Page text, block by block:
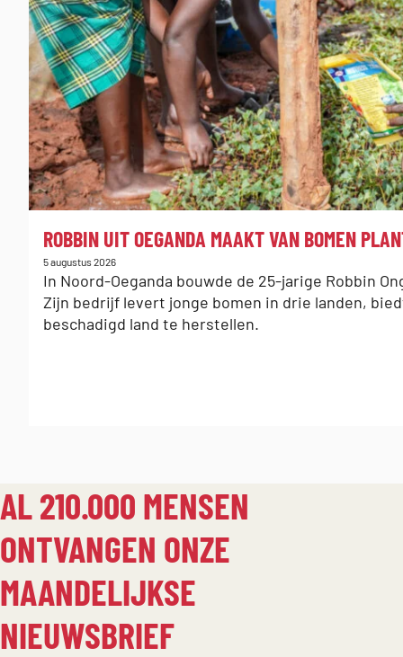
:
ROBBIN UIT OEGANDA MAAKT VAN BOMEN
Gepubliceerd
op:
5 augustus 2026
In Noord-Oeganda bouwde de 25-jarige Robbin
Zijn bedrijf levert jonge bomen in drie landen,
beschadigd land te herstellen.
AL 210.000 MENSEN
ONTVANGEN ONZE
MAANDELIJKSE
NIEUWSBRIEF